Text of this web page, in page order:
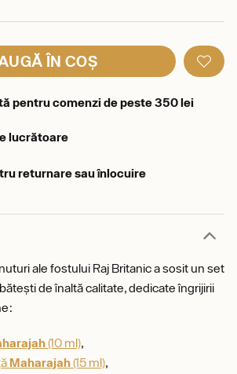
ÎN COȘ
pentru comenzi de peste 350 lei
lucrătoare
returnare sau înlocuire
ale fostului Raj Britanic a sosit un set
de înaltă calitate, dedicate îngrijirii
(10 ml),
Maharajah(15 ml),